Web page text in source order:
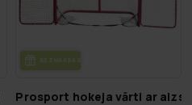
BEZ­MAK­SAS PIE­GĀ­DE
Prosport hokeja vārti ar